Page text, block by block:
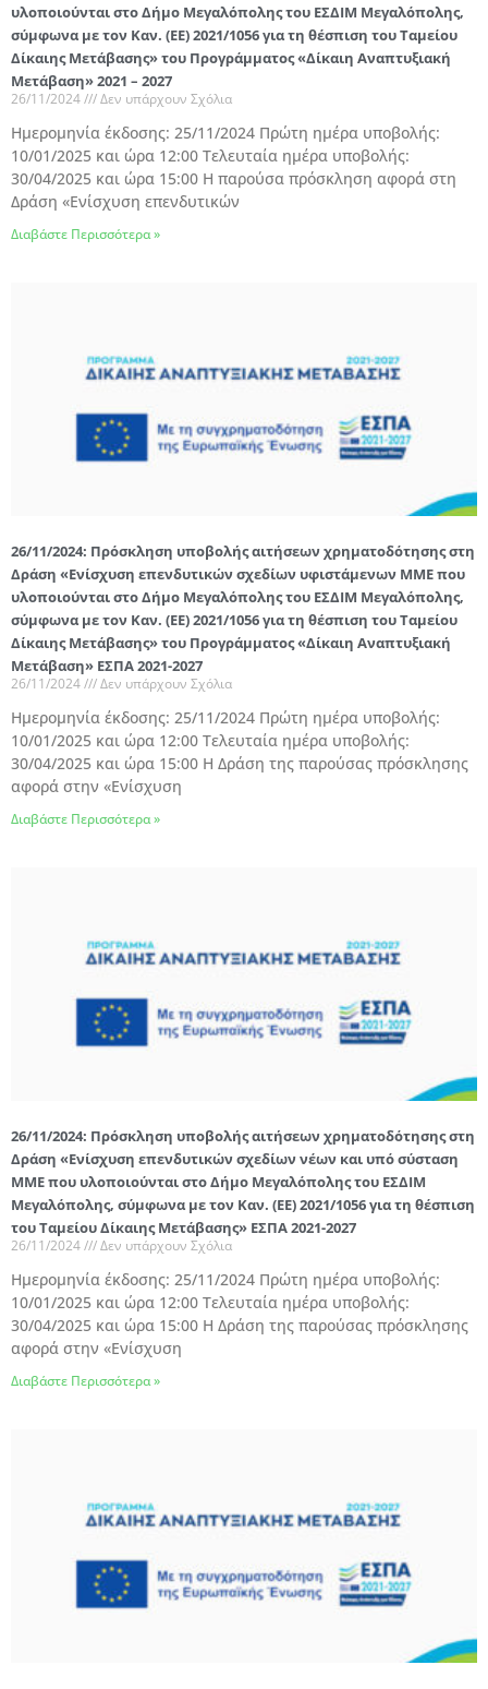
υλοποιούνται στο Δήμο Μεγαλόπολης του ΕΣΔΙΜ Μεγαλόπολης,
σύμφωνα με τον Καν. (ΕΕ) 2021/1056 για τη θέσπιση του Ταμείου
Δίκαιης Μετάβασης» του Προγράμματος «Δίκαιη Αναπτυξιακή
Μετάβαση» 2021 – 2027
26/11/2024 Δεν υπάρχουν Σχόλια
Ημερομηνία έκδοσης: 25/11/2024 Πρώτη ημέρα υποβολής:
10/01/2025 και ώρα 12:00 Τελευταία ημέρα υποβολής:
30/04/2025 και ώρα 15:00 Η παρούσα πρόσκληση αφορά στη
Δράση «Ενίσχυση επενδυτικών
Διαβάστε Περισσότερα »
26/11/2024: Πρόσκληση υποβολής αιτήσεων χρηματοδότησης στη
Δράση «Ενίσχυση επενδυτικών σχεδίων υφιστάμενων ΜΜΕ που
υλοποιούνται στο Δήμο Μεγαλόπολης του ΕΣΔΙΜ Μεγαλόπολης,
σύμφωνα με τον Καν. (ΕΕ) 2021/1056 για τη θέσπιση του Ταμείου
Δίκαιης Μετάβασης» του Προγράμματος «Δίκαιη Αναπτυξιακή
Μετάβαση» ΕΣΠΑ 2021-2027
26/11/2024 Δεν υπάρχουν Σχόλια
Ημερομηνία έκδοσης: 25/11/2024 Πρώτη ημέρα υποβολής:
10/01/2025 και ώρα 12:00 Τελευταία ημέρα υποβολής:
30/04/2025 και ώρα 15:00 Η Δράση της παρούσας πρόσκλησης
αφορά στην «Ενίσχυση
Διαβάστε Περισσότερα »
26/11/2024: Πρόσκληση υποβολής αιτήσεων χρηματοδότησης στη
Δράση «Ενίσχυση επενδυτικών σχεδίων νέων και υπό σύσταση
ΜΜΕ που υλοποιούνται στο Δήμο Μεγαλόπολης του ΕΣΔΙΜ
Μεγαλόπολης, σύμφωνα με τον Καν. (ΕΕ) 2021/1056 για τη θέσπιση
του Ταμείου Δίκαιης Μετάβασης» ΕΣΠΑ 2021-2027
26/11/2024 Δεν υπάρχουν Σχόλια
Ημερομηνία έκδοσης: 25/11/2024 Πρώτη ημέρα υποβολής:
10/01/2025 και ώρα 12:00 Τελευταία ημέρα υποβολής:
30/04/2025 και ώρα 15:00 Η Δράση της παρούσας πρόσκλησης
αφορά στην «Ενίσχυση
Διαβάστε Περισσότερα »